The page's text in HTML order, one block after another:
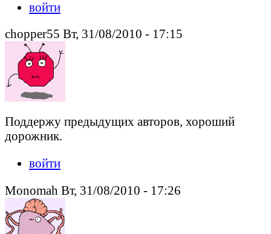
войти
chopper55 Вт, 31/08/2010 - 17:15
Поддержу предыдущих авторов, хороший
дорожник.
войти
Monomah Вт, 31/08/2010 - 17:26